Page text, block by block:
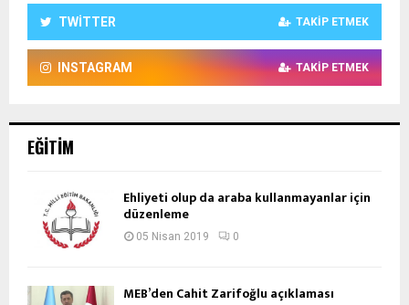
TWITTER TAKIP ETMEK
INSTAGRAM TAKIP ETMEK
EĞITIM
Ehliyeti olup da araba kullanmayanlar için
düzenleme
05 Nisan 2019 0
MEB’den Cahit Zarifoğlu açıklaması